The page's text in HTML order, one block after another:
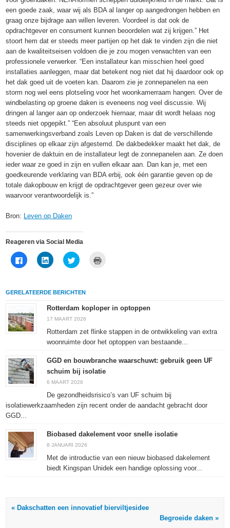
een goede zaak, waar wij als BDA al langer op aangedrongen hebben en
graag onze bijdrage aan willen leveren. Voordeel is dat ook de
opdrachtgever en consument kunnen beoordelen wat zij krijgen.” Het
stoort hem dat er steeds meer partijen op het dak te vinden zijn die niet
aan de kwaliteitseisen voldoen die je zou mogen verwachten van een
professionele verwerker. “Een installateur kan misschien heel goed
installaties aanleggen, maar dat betekent nog niet dat hij daardoor ook op
het dak goed uit de voeten kan. Daarom zie je zonnepanelen na een
storm nog wel eens plotseling voor het woonkamerraam hangen. Over de
windbelasting op groene daken is eveneens nog veel discussie. Wij
dringen al langer aan op onderzoek hiernaar, maar dit wordt helaas nog
steeds niet opgepikt.” “Een absoluut pluspunt van een
samenwerkingsverband zoals Leven op Daken is dat de verschillende
disciplines op elkaar zijn afgestemd. De dakbedekker maakt het dak, de
hovenier de daktuin en de installateur legt de zonnepanelen aan. Ze doen
ieder waar ze goed in zijn en vullen elkaar aan. Dan kan je, met een
goedkeurende verklaring van BDA erbij, ook één garantie geven op de
totale dakopbouw en krijgt de opdrachtgever geen gezeur over wie
waarvoor verantwoordelijk is.”
Bron: Leven op Daken
Reageren via Social Media
Klik
om
Facebook
(Wordt
nieuw
venster
geopend)
Klik
om
delen
(Wordt
een
venster
Klik
om
Twitter
(Wordt
een
nieuw
venster
nieuw
GERELATEERDE BERICHTEN
Rotterdam koploper in optoppen
17 MAART 2026
Rotterdam zet flinke stappen in de ontwikkeling van extra
woonruimte door het optoppen van bestaande...
GGD en bouwbranche waarschuwt: gebruik geen UF
schuim bij isolatie
6 MAART 2026
De gezondheidsrisico’s van UF schuim bij
isolatiewerkzaamheden zijn recent onder de aandacht gebracht door
GGD...
Biobased dakelement voor snelle isolatie
8 JANUARI 2026
Met de introductie van een nieuw biobased dakelement
biedt Kingspan Unidek een handige oplossing voor...
« Dakschatten een innovatief bierviltjesidee
Begroeide daken »